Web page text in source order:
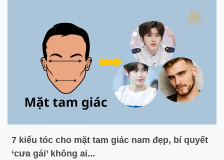
7 kiểu tóc cho mặt tam giác nam đẹp, bí quyết
‘cưa gái’ không ai...